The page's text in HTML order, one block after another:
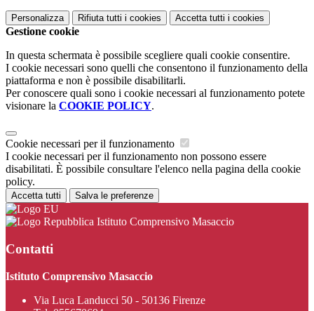
Personalizza Rifiuta tutti i cookies Accetta tutti i cookies
Gestione cookie
In questa schermata è possibile scegliere quali cookie consentire.
I cookie necessari sono quelli che consentono il funzionamento della
piattaforma e non è possibile disabilitarli.
Per conoscere quali sono i cookie necessari al funzionamento potete
visionare la COOKIE POLICY.
Cookie necessari per il funzionamento
I cookie necessari per il funzionamento non possono essere
disabilitati. È possibile consultare l'elenco nella pagina della cookie
policy.
Accetta tutti Salva le preferenze
Istituto Comprensivo Masaccio
Contatti
Istituto Comprensivo Masaccio
Via Luca Landucci 50 - 50136 Firenze